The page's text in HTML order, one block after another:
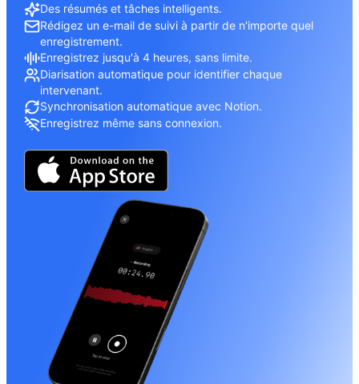
Des résumés et tâches intelligents.
Rédigez un e-mail de suivi à partir de n'importe quel
enregistrement.
Enregistrez jusqu'à 4 heures, sans limite.
Diarisation automatique pour identifier chaque
intervenant.
Synchronisation automatique avec Notion.
Enregistrez même sans connexion.